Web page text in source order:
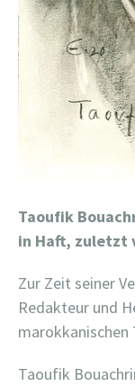
Taoufik
in Haft, zuletzt
Zur Zeit seiner
Redakteur und
marokkanischen
Taoufik